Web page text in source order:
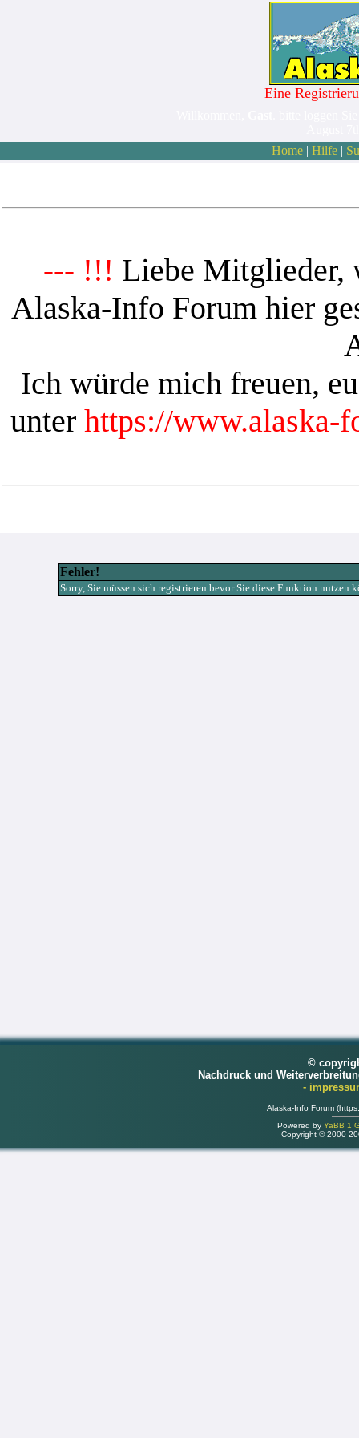
Eine
Home| Hilfe|
--- !!! Liebe Mitglieder,
Alaska-Info Forum hier
Ich würde mich freuen,
unter https://www.alaska-
Fehler!
Sorry, Sie müssen sich registrieren bevor Sie diese Funktion nutzen
©
Nachdruck und
-
Alaska-Info Forum
Powered by YaBB 1
Copyright © 2000-